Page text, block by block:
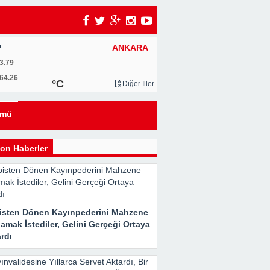
ANKARA
°C Diğer İller
Haberler
Dönen Kayınpederini Mahzene
İstediler, Gelini Gerçeği Ortaya